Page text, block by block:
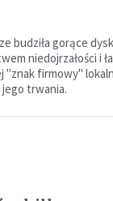
budziła gorące
niedojrzałości i
"znak firmowy"
trwania.